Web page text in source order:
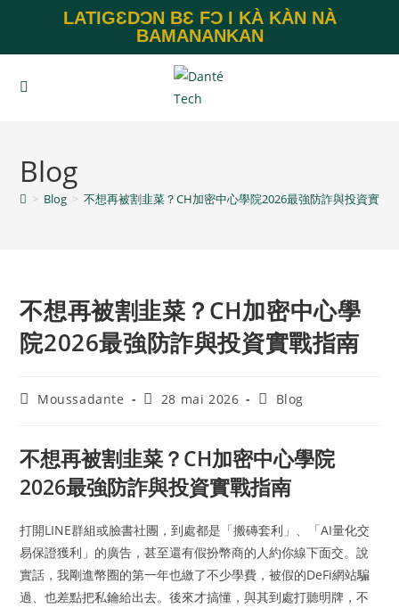
LATIGƐDƆN BƐ FƆ I KÀ KÀN NÀ
BAMANANKAN
Blog
> Blog > 不想再被割韭菜？CH加密中心學院2026最強防詐與投資實戰
不想再被割韭菜？CH加密中心學
院2026最強防詐與投資實戰指南
Moussadante 28 mai 2026 Blog
不想再被割韭菜？CH加密中心學院
2026最強防詐與投資實戰指南
打開LINE群組或臉書社團，到處都是「搬磚套利」、「AI量化交
易保證獲利」的廣告，甚至還有假扮幣商的人約你線下面交。說
實話，我剛進幣圈的第一年也繳了不少學費，被假的DeFi網站騙
過、也差點把私鑰給出去。後來才搞懂，與其到處打聽明牌，不